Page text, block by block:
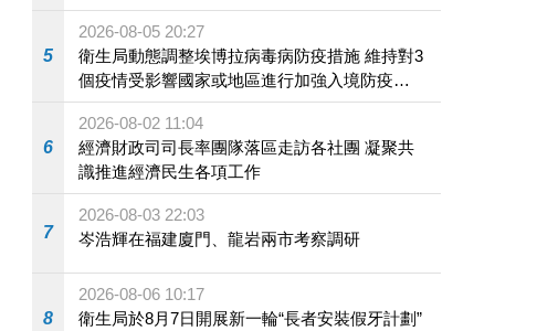
5
2026-08-05 20:27
衛生局動態調整埃博拉病毒病防疫措施 維持對3
個疫情受影響國家或地區進行加強入境防疫措
施
6
2026-08-02 11:04
經濟財政司司長率團隊落區走訪各社團 凝聚共
識推進經濟民生各項工作
7
2026-08-03 22:03
岑浩輝在福建廈門、龍岩兩市考察調研
8
2026-08-06 10:17
衛生局於8月7日開展新一輪“長者安裝假牙計劃”